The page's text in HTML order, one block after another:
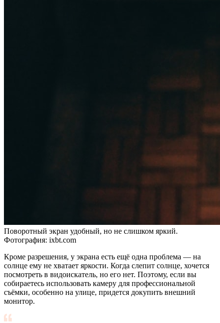
Поворотный экран удобный, но не слишком яркий.
Фотография: ixbt.com
Кроме разрешения, у экрана есть ещё одна проблема — на
солнце ему не хватает яркости. Когда слепит солнце, хочется
посмотреть в видоискатель, но его нет. Поэтому, если вы
собираетесь использовать камеру для профессиональной
съёмки, особенно на улице, придется докупить внешний
монитор.